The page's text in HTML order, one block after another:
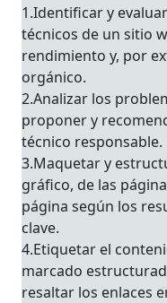
1.Identificar y
técnicos de un sitio
rendimiento y, por
orgánico.
2.Analizar los
proponer y
técnico responsable.
3.Maquetar y
gráfico, de las
página según los
clave.
4.Etiquetar el
marcado
resaltar los enlaces